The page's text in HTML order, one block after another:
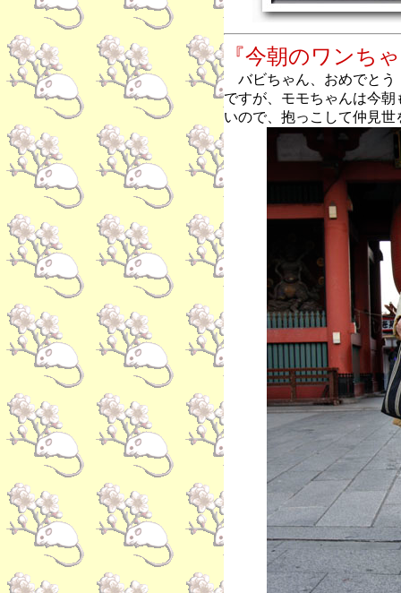
『今朝のワンち
バビちゃん、おめでとう
ですが、モモちゃんは今
いので、抱っこして仲見世